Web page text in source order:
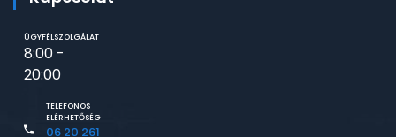
ÜGYFÉLSZOLGÁLAT
8:00 -
20:00
TELEFONOS
ELÉRHETŐSÉG
06 20 261